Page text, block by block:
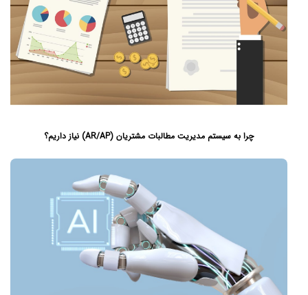
چرا به سیستم مدیریت مطالبات مشتریان (AR/AP) نیاز داریم؟